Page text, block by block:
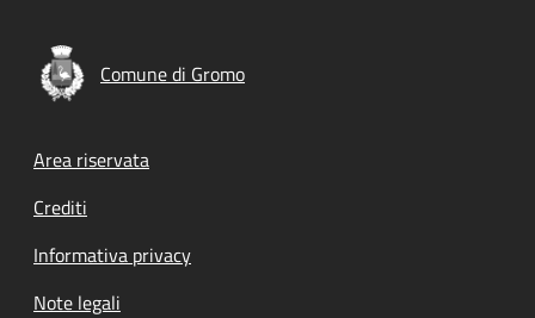
Comune di Gromo
Footer menu
Area riservata
Crediti
Informativa privacy
Note legali